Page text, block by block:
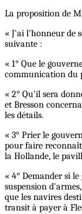
La proposition de
« J'ai l'honneur de
suivante :
« 1° Que le
communication du
« 2° Qu'il sera
et Bresson
les détails.
« 3° Prier le
pour faire
la Hollande, le
« 4° Demander si
suspension
que les navires
transit à payer à